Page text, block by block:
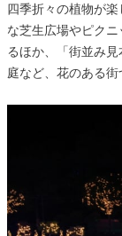
四季折々の植物が
な芝生広場やピク
るほか、「街並み
庭など、花のある街